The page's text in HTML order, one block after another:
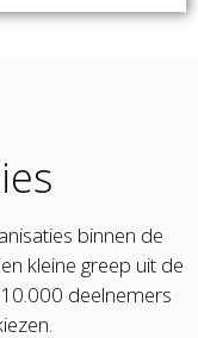
binnen de
kleine greep uit de
deelnemers